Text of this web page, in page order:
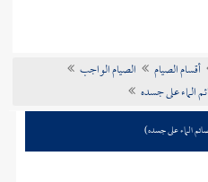
أقسام الصيام
الصيام الواجب
الماء على جسده
الماء على جسده)